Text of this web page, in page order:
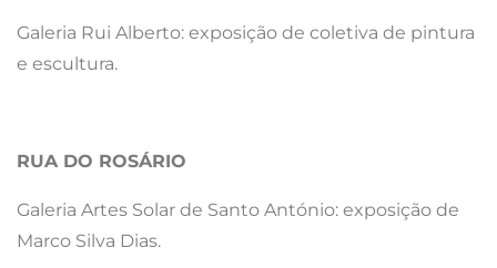
Galeria Rui Alberto: exposição de coletiva de pintura
e escultura.
RUA DO ROSÁRIO
Galeria Artes Solar de Santo António: exposição de
Marco Silva Dias.